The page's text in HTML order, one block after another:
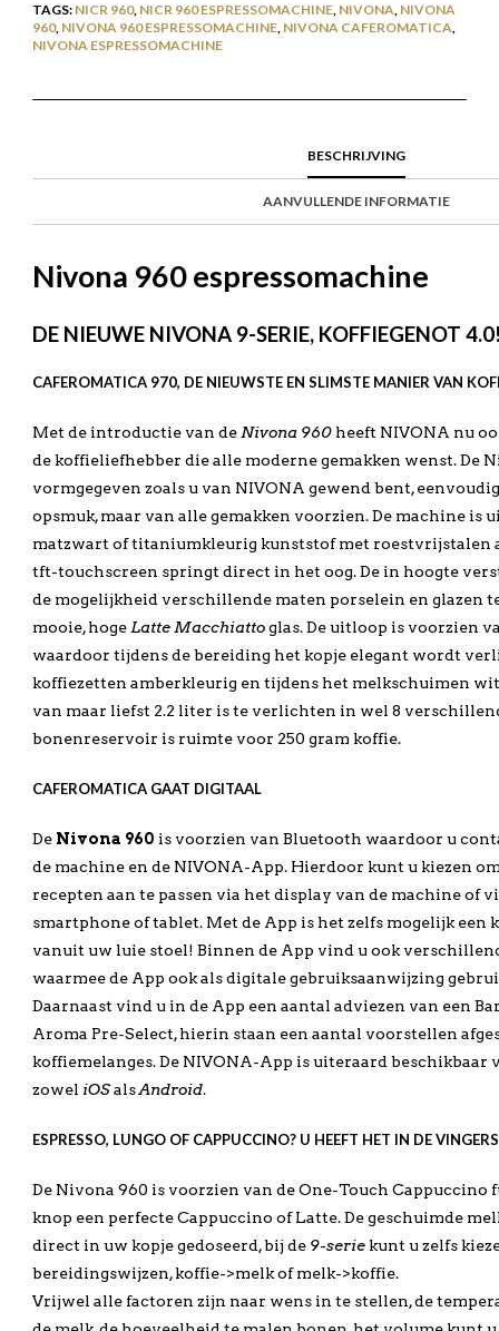
TAGS: NICR 960, NICR 960 ESPRESSOMACHINE, NIVONA, NIVONA
960, NIVONA 960 ESPRESSOMACHINE, NIVONA CAFEROMATICA,
NIVONA ESPRESSOMACHINE
BESCHRIJVING
AANVULLENDE INFORMATIE
Nivona 960 espressomachine
DE NIEUWE NIVONA 9-SERIE, KOFFIEGENOT
CAFEROMATICA 970, DE NIEUWSTE EN SLIMSTE MANIER VAN
Met de introductie van de Nivona 960heeft NIVONA nu
de koffieliefhebber die alle moderne gemakken wenst. De
vormgegeven zoals u van NIVONA gewend bent,
opsmuk, maar van alle gemakken voorzien. De machine is
matzwart of titaniumkleurig kunststof met roestvrijstalen
tft-touchscreen springt direct in het oog. De in hoogte
de mogelijkheid verschillende maten porselein en glazen
mooie, hoge Latte Macchiattoglas. De uitloop is voorzien
waardoor tijdens de bereiding het kopje elegant wordt
koffiezetten amberkleurig en tijdens het melkschuimen
van maar liefst 2.2 liter is te verlichten in wel 8
bonenreservoir is ruimte voor 250 gram koffie.
CAFEROMATICA GAAT DIGITAAL
DeNivona 960 is voorzien van Bluetooth waardoor u
de machine en de NIVONA-App. Hierdoor kunt u kiezen
recepten aan te passen via het display van de machine of
smartphone of tablet. Met de App is het zelfs mogelijk een
vanuit uw luie stoel! Binnen de App vind u ook
waarmee de App ook als digitale gebruiksaanwijzing
Daarnaast vind u in de App een aantal adviezen van een
Aroma Pre-Select, hierin staan een aantal voorstellen
koffiemelanges. De NIVONA-App is uiteraard beschikbaar
zowel iOSalsAndroid.
ESPRESSO, LUNGO OF CAPPUCCINO? U HEEFT HET IN DE
De Nivona 960 is voorzien van de One-Touch Cappuccino
knop een perfecte Cappuccino of Latte. De geschuimde
direct in uw kopje gedoseerd, bij de 9-seriekunt u zelfs
bereidingswijzen, koffie->melk of melk->koffie.
Vrijwel alle factoren zijn naar wens in te stellen, de